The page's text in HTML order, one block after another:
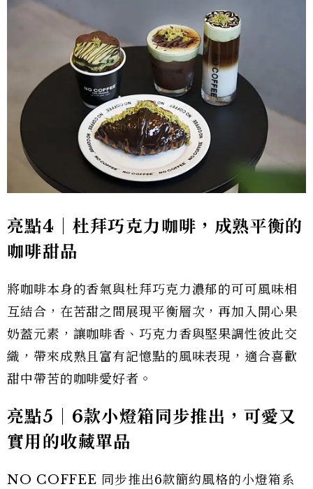
亮點4｜杜拜巧克力咖啡，成熟平衡的
咖啡甜品
將咖啡本身的香氣與杜拜巧克力濃郁的可可風味相
互結合，在苦甜之間展現平衡層次，再加入開心果
奶蓋元素，讓咖啡香、巧克力香與堅果調性彼此交
織，帶來成熟且富有記憶點的風味表現，適合喜歡
甜中帶苦的咖啡愛好者。
亮點5｜6款小燈箱同步推出，可愛又
實用的收藏單品
NO COFFEE 同步推出6款簡約風格的小燈箱系